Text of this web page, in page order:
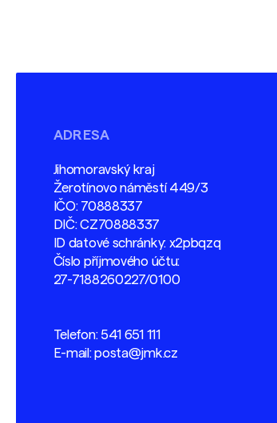
ADRESA
Jihomoravský kraj
Žerotínovo náměstí 449/3
IČO: 70888337
DIČ: CZ70888337
ID datové schránky: x2pbqzq
Číslo příjmového účtu:
27-7188260227/0100
Telefon: 541 651 111
E-mail:posta@jmk.cz